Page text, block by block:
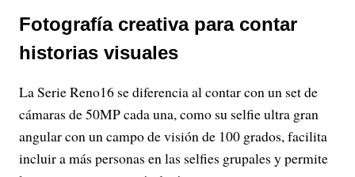
Fotografía creativa para contar
historias visuales
La Serie Reno16 se diferencia al contar con un set de
cámaras de 50MP cada una, como su selfie ultra gran
angular con un campo de visión de 100 grados, facilita
incluir a más personas en las selfies grupales y permite